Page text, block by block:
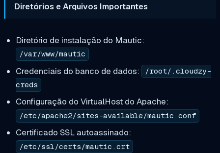
Diretórios e Arquivos Importantes
Diretório de instalação do Mautic:
/var/www/mautic
Credenciais do banco de dados:
/root/.cloudzy-
creds
Configuração do VirtualHost do Apache:
/etc/apache2/sites-available/mautic.conf
Certificado SSL autoassinado:
/etc/ssl/certs/mautic.crt